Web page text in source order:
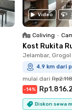
Video
Coliving •
Kost Rukita
Jelambar,
4.9 km dari
mulai dari
-14%
Diskon sewa